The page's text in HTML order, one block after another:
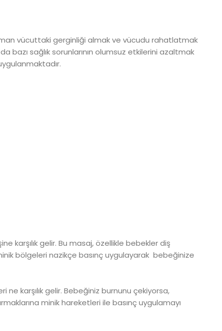
vücuttaki gerginliği almak ve vücudu rahatlatmak
bazı sağlık sorunlarının olumsuz etkilerini azaltmak
karşılık gelir. Bu masaj, özellikle bebekler diş
bölgeleri nazikçe basınç uygulayarak bebeğinize
ne karşılık gelir. Bebeğiniz burnunu çekiyorsa,
minik hareketleri ile basınç uygulamayı